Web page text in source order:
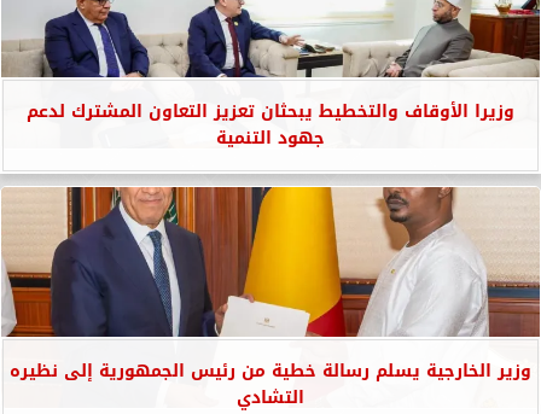
وزيرا الأوقاف والتخطيط يبحثان تعزيز التعاون المشترك لدعم
جهود التنمية
وزير الخارجية يسلم رسالة خطية من رئيس الجمهورية إلى نظيره
التشادي